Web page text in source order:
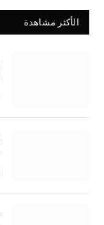
الأكثر مشاهدة